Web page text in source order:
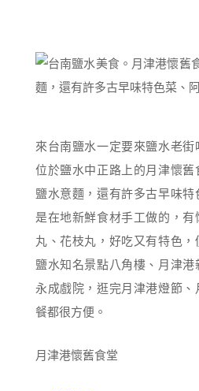
來台南鹽水一定要來鹽水老
位於鹽水中正路上的月津懷
鹽水意麵，還有許多古早味
是在地新鮮食材手工做的，
丸、花枝丸，好吃又有特色
鹽水知名景點八角樓、月津港
永成戲院，逛完月津港燈節、
餐都很方便。
月津港懷舊食堂